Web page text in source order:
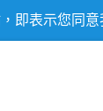
即表示您同意